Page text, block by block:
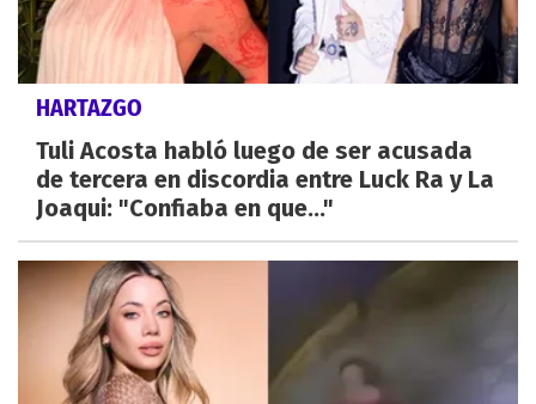
HARTAZGO
Tuli Acosta habló luego de ser acusada
de tercera en discordia entre Luck Ra y La
Joaqui: "Confiaba en que..."